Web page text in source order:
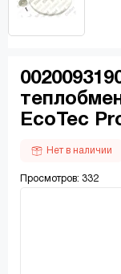
EcoTec
Нет в наличии
Просмотров: 332